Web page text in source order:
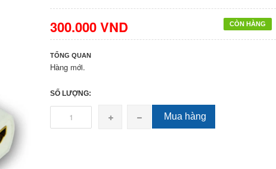
CÒN HÀNG
300.000 VND
TỔNG QUAN
Hàng mới.
SỐ LƯỢNG:
Mua hàng